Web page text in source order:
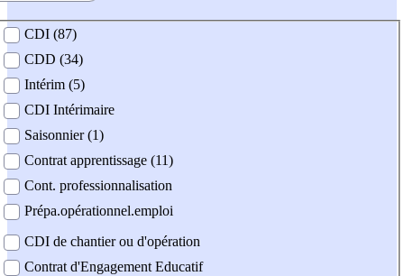
contrat
CDI (87)
CDD (34)
Intérim (5)
CDI Intérimaire
Saisonnier (1)
Contrat apprentissage (11)
Cont. professionnalisation
Prépa.opérationnel.emploi
CDI de chantier ou d'opération
Contrat d'Engagement Educatif